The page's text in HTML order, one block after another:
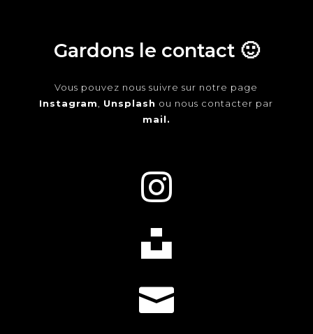
Gardons le contact 🙂
Vous pouvez nous suivre sur notre page
Instagram, Unsplash ou nous contacter par
mail.


